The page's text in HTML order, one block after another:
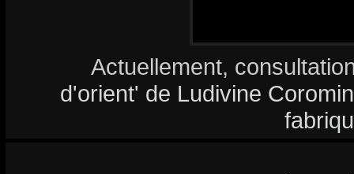
Actuellement,
d'orient' de Ludivine